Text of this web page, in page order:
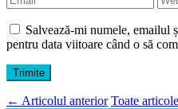
Salvează-mi numele, emailul
pentru data viitoare când o să
← Articolul anterior Toate